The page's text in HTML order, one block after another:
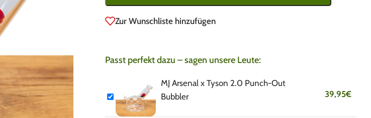
Zur Wunschliste hinzufügen
Passt perfekt dazu – sagen unsere Leute:
MJ Arsenal x Tyson 2.0 Punch-Out
Bubbler
39,95€